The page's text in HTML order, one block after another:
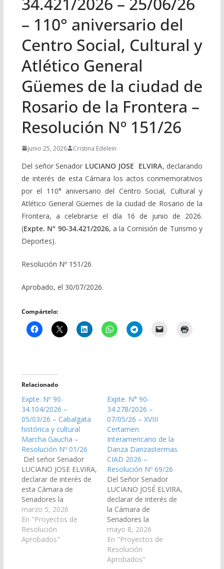
– 110° aniversario del
Centro Social, Cultural y
Atlético General
Güemes de la ciudad de
Rosario de la Frontera –
Resolución Nº 151/26
junio 25, 2026 Cristina Edelein
Del señor Senador LUCIANO JOSE ELVIRA, declarando
de interés de esta Cámara los actos conmemorativos
por el 110° aniversario del Centro Social, Cultural y
Atlético General Güemes de la ciudad de Rosario de la
Frontera, a celebrarse el día 16 de junio de 2026.
(Expte. N° 90-34.421/2026, a la Comisión de Turismo y
Deportes).
Resolución Nº 151/26
Aprobado, el 30/07/2026.
Compártelo:
Relacionado
Expte. Nº 90-
34.104/2026 –
05/03/26 – Cabalgata
histórica y cultural
Marcha Gaucha –
Resolución Nº 01/26
Del señor Senador
LUCIANO JOSE ELVIRA,
declarar de interés de
esta Cámara de
Senadores la
realización de la
cabalgata histórica y
cultural Marcha
Gaucha: Trancas –
marzo 5, 2026
En "Proyectos de
Resolución
Aprobados"
Expte. N° 90-
34.278/2026 –
07/05/26 – XVIII
Certamen
Interamericano de la
Danza Danzastermas
CIAD 2026 –
Resolución Nº 69/26
Del Señor Senador
LUCIANO JOSÉ ELVIRA,
declarar de interés de
la Cámara de
Senadores la
realización del XVIII
Certamen
Interamericano de la
Danza "Danzastermas
mayo 8, 2026
En "Proyectos de
Resolución
Aprobados"